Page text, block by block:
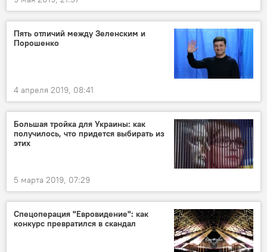
Пять отличий между Зеленским и
Порошенко
4 апреля 2019, 08:41
Большая тройка для Украины: как
получилось, что придется выбирать из
этих
5 марта 2019, 07:29
Спецоперация "Евровидение": как
конкурс превратился в скандал